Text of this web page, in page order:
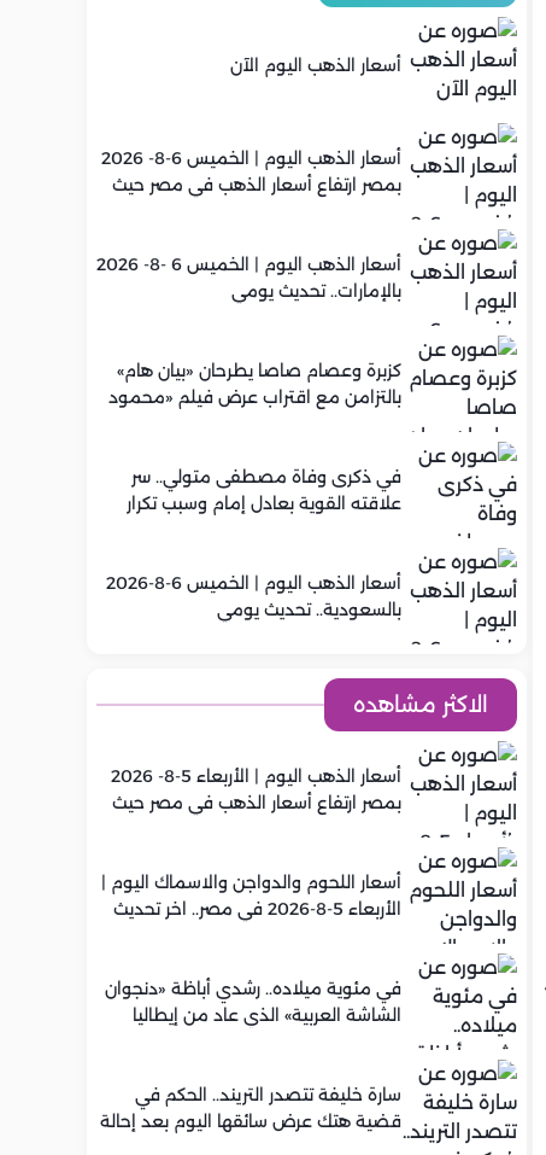
أسعار الذهب اليوم الآن
أسعار الذهب اليوم | الخميس 6-8- 2026
بمصر ارتفاع أسعار الذهب في مصر حيث
أسعار الذهب اليوم | الخميس 6 -8- 2026
بالإمارات.. تحديث يومي
كزبرة وعصام صاصا يطرحان «بيان هام»
بالتزامن مع اقتراب عرض فيلم «محمود
في ذكرى وفاة مصطفى متولي.. سر
علاقته القوية بعادل إمام وسبب تكرار
أسعار الذهب اليوم | الخميس 6-8-2026
بالسعودية.. تحديث يومي
الاكثر مشاهده
أسعار الذهب اليوم | الأربعاء 5-8- 2026
بمصر ارتفاع أسعار الذهب في مصر حيث
أسعار اللحوم والدواجن والاسماك اليوم |
الأربعاء 5-8-2026 في مصر.. اخر تحديث
في مئوية ميلاده.. رشدي أباظة «دنجوان
الشاشة العربية» الذي عاد من إيطاليا
سارة خليفة تتصدر التريند.. الحكم في
قضية هتك عرض سائقها اليوم بعد إحالة